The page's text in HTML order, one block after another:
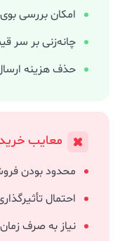
امکان بررسی
چانه‌زنی بر سر
حذف هزینه
معایب
محدود بودن
احتمال
نیاز به صرف